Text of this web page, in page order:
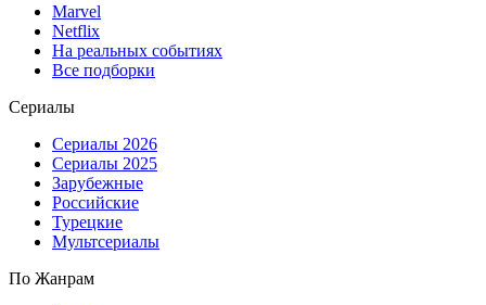
Marvel
Netflix
На реальных событиях
Все подборки
Сериалы
Сериалы 2026
Сериалы 2025
Зарубежные
Российские
Турецкие
Мультсериалы
По Жанрам